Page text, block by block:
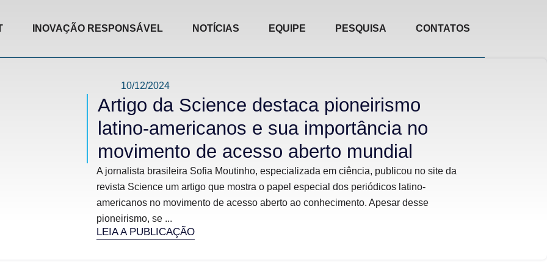
INOVAÇÃO RESPONSÁVEL NOTÍCIAS EQUIPE PESQUISA CONTATOS
10/12/2024
Artigo da Science destaca pioneirismo
latino-americanos e sua importância no
movimento de acesso aberto mundial
A jornalista brasileira Sofia Moutinho, especializada em ciência, publicou no site da
revista Science um artigo que mostra o papel especial dos periódicos latino-
americanos no movimento de acesso aberto ao conhecimento. Apesar desse
pioneirismo, se ...
LEIA A PUBLICAÇÃO